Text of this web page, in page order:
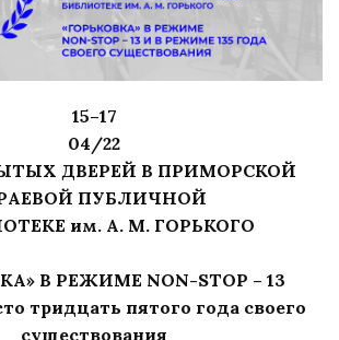
15–17
04/22
ДВЕРЕЙ В ПРИМОРСКОЙ
ПУБЛИЧНОЙ
им. А. М. ГОРЬКОГО
В РЕЖИМЕ NON-STOP – 13
тридцать пятого года своего
существования